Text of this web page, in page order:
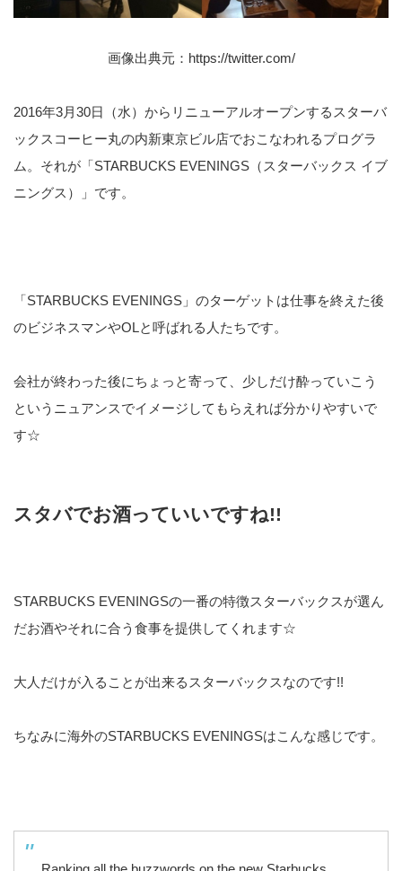
画像出典元： https://twitter.com/
2016年3月30日（水）からリニューアルオープンする スターバ
ックスコーヒー丸の内新東京ビル店でおこなわれるプログラ
ム。それが「STARBUCKS EVENINGS（スターバックス イブ
ニングス）」です。
「STARBUCKS EVENINGS」のターゲットは仕事を終えた後
のビジネスマンやOLと呼ばれる人たちです。
会社が終わった後にちょっと寄って、少しだけ酔っていこう
というニュアンスでイメージしてもらえれば分かりやすいで
す☆
スタバでお酒っていいですね!!
STARBUCKS EVENINGSの一番の特徴スターバックスが選ん
だお酒やそれに合う食事を提供してくれます☆
大人だけが入ることが出来るスターバックスなのです!!
ちなみに海外のSTARBUCKS EVENINGSはこんな感じです。